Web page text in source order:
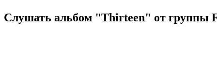
Слушать альбом "Thirteen" от группы